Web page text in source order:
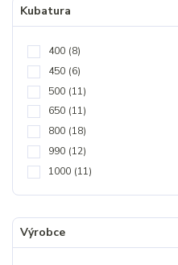
Kubatura
400 (8)
450 (6)
500 (11)
650 (11)
800 (18)
990 (12)
1000 (11)
Výrobce